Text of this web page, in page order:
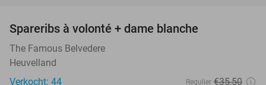
Spareribs à volonté + dame blanche
The Famous Belvedere
Heuvelland
Verkocht: 44
Regulier €35,50